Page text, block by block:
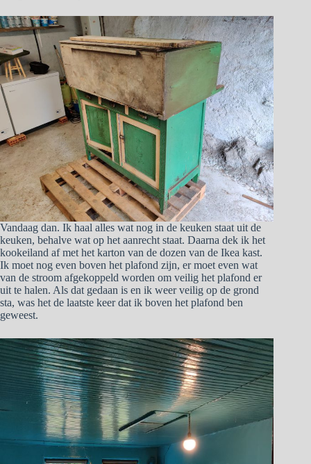
Vandaag dan. Ik haal alles wat nog in de keuken staat uit de
keuken, behalve wat op het aanrecht staat. Daarna dek ik het
kookeiland af met het karton van de dozen van de Ikea kast.
Ik moet nog even boven het plafond zijn, er moet even wat
van de stroom afgekoppeld worden om veilig het plafond er
uit te halen. Als dat gedaan is en ik weer veilig op de grond
sta, was het de laatste keer dat ik boven het plafond ben
geweest.